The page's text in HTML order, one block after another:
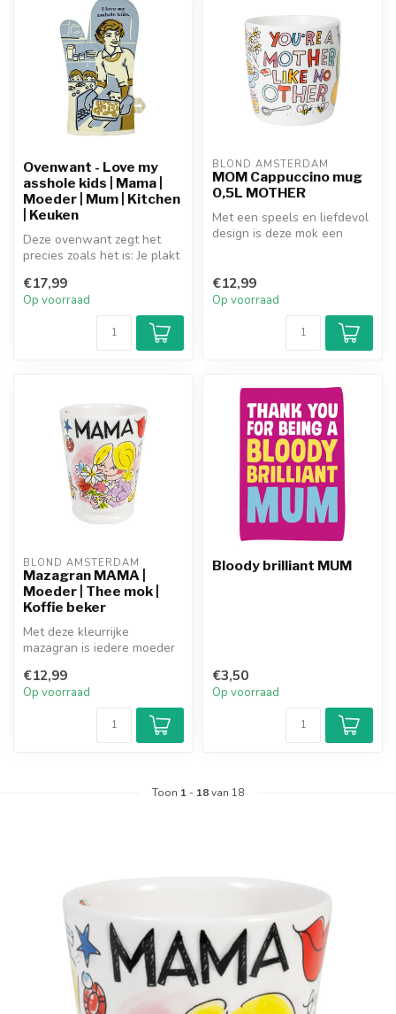
Ovenwant - Love my
asshole kids | Mama |
Moeder | Mum | Kitchen
| Keuken
Deze ovenwant zegt het
precies zoals het is: Je plakt
€17,99
Op voorraad
BLOND AMSTERDAM
MOM Cappuccino mug
0,5L MOTHER
Met een speels en liefdevol
design is deze mok een
€12,99
Op voorraad
BLOND AMSTERDAM
Mazagran MAMA |
Moeder | Thee mok |
Koffie beker
Met deze kleurrijke
mazagran is iedere moeder
€12,99
Op voorraad
Bloody brilliant MUM
€3,50
Op voorraad
Toon 1 - 18van 18